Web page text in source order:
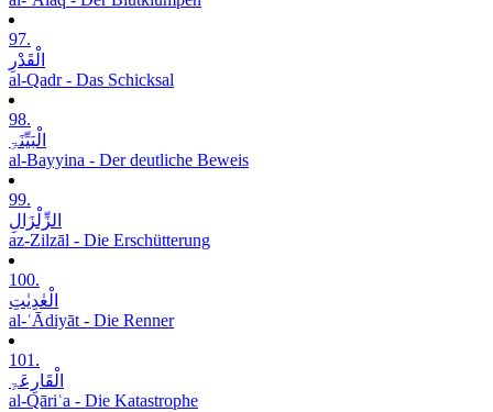
97.
الْقَدْرِ
al-Qadr - Das Schicksal
98.
الْبَیِّنَۃِ
al-Bayyina - Der deutliche Beweis
99.
الزِّلْزَالِ
az-Zilzāl - Die Erschütterung
100.
الْعٰدِیٰتِ
al-ʿĀdiyāt - Die Renner
101.
الْقَارِعَۃِ
al-Qāriʿa - Die Katastrophe